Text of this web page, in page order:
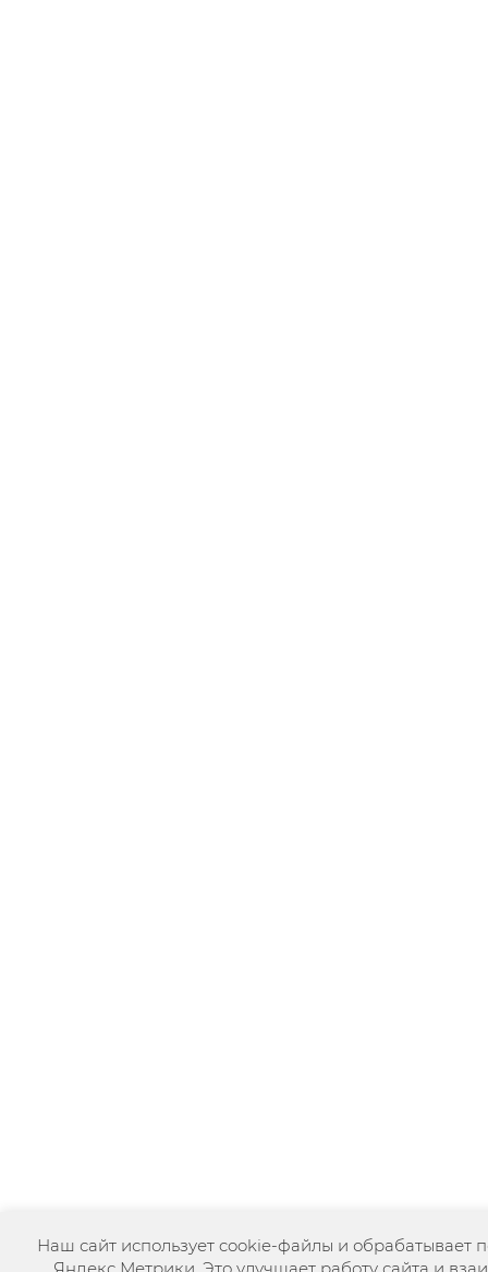
Наш сайт использует cookie-файлы и обрабатывает